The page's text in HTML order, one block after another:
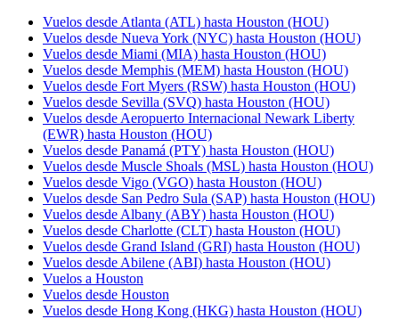
Vuelos desde Atlanta (ATL) hasta Houston (HOU)
Vuelos desde Nueva York (NYC) hasta Houston (HOU)
Vuelos desde Miami (MIA) hasta Houston (HOU)
Vuelos desde Memphis (MEM) hasta Houston (HOU)
Vuelos desde Fort Myers (RSW) hasta Houston (HOU)
Vuelos desde Sevilla (SVQ) hasta Houston (HOU)
Vuelos desde Aeropuerto Internacional Newark Liberty
(EWR) hasta Houston (HOU)
Vuelos desde Panamá (PTY) hasta Houston (HOU)
Vuelos desde Muscle Shoals (MSL) hasta Houston (HOU)
Vuelos desde Vigo (VGO) hasta Houston (HOU)
Vuelos desde San Pedro Sula (SAP) hasta Houston (HOU)
Vuelos desde Albany (ABY) hasta Houston (HOU)
Vuelos desde Charlotte (CLT) hasta Houston (HOU)
Vuelos desde Grand Island (GRI) hasta Houston (HOU)
Vuelos desde Abilene (ABI) hasta Houston (HOU)
Vuelos a Houston
Vuelos desde Houston
Vuelos desde Hong Kong (HKG) hasta Houston (HOU)